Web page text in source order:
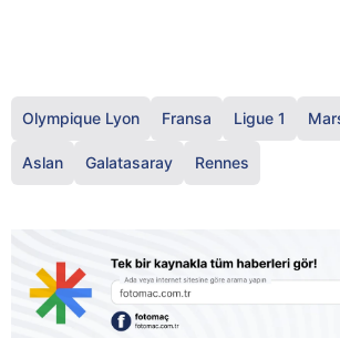
Olympique Lyon Fransa Ligue 1
Aslan Galatasaray Rennes